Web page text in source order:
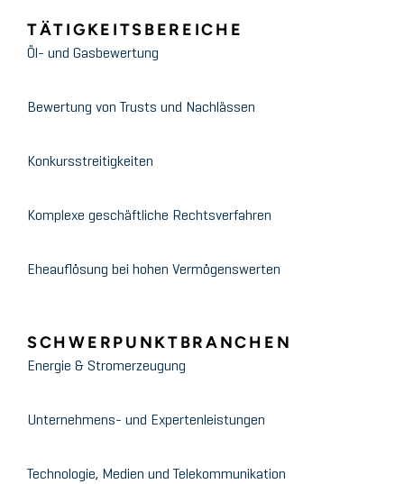
TÄTIGKEITSBEREICHE
Öl- und Gasbewertung
Bewertung von Trusts und Nachlässen
Konkursstreitigkeiten
Komplexe geschäftliche Rechtsverfahren
Eheauflösung bei hohen Vermögenswerten
SCHWERPUNKTBRANCHEN
Energie & Stromerzeugung
Unternehmens- und Expertenleistungen
Technologie, Medien und Telekommunikation